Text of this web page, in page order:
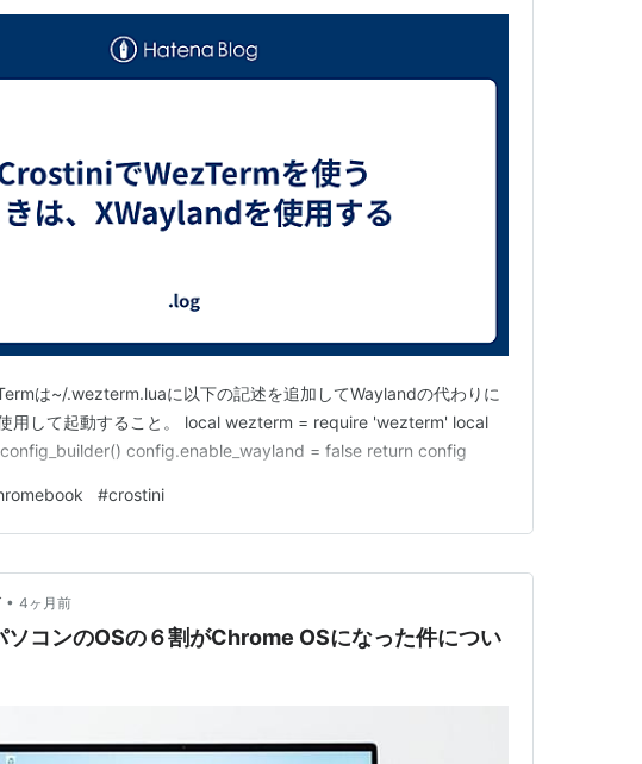
は~/.wezterm.luaに以下の記述を追加してWaylandの代わりに
用して起動すること。 local wezterm = require 'wezterm' local
config.enable_wayland = false return config
#crostini
• 4ヶ月前
ソコンのOSの６割がChrome OSになった件につい